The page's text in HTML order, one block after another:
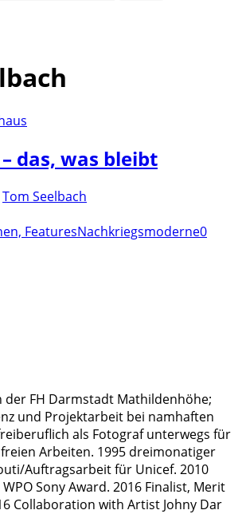
das, was bleibt
Tom Seelbach
FeaturesNachkriegsmoderne0
der FH Darmstadt Mathildenhöhe;
und Projektarbeit bei namhaften
als Fotograf unterwegs für
Arbeiten. 1995 dreimonatiger
Auftragsarbeit für Unicef. 2010
Sony Award. 2016 Finalist, Merit
Collaboration with Artist Johny Dar